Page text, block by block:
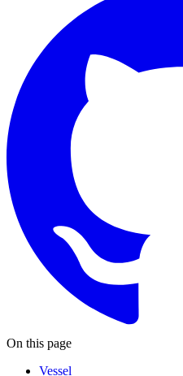
On this page
Vessel